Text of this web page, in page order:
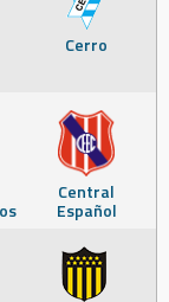
Cerro
Central
Español